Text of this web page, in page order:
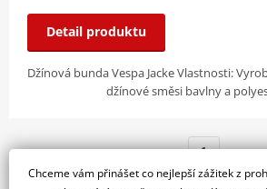
Detail produktu
Džínová bunda Vespa Jacke Vlastnosti:
džínové směsi bavlny a
1
Chceme vám přinášet co nejlepší zážitek z